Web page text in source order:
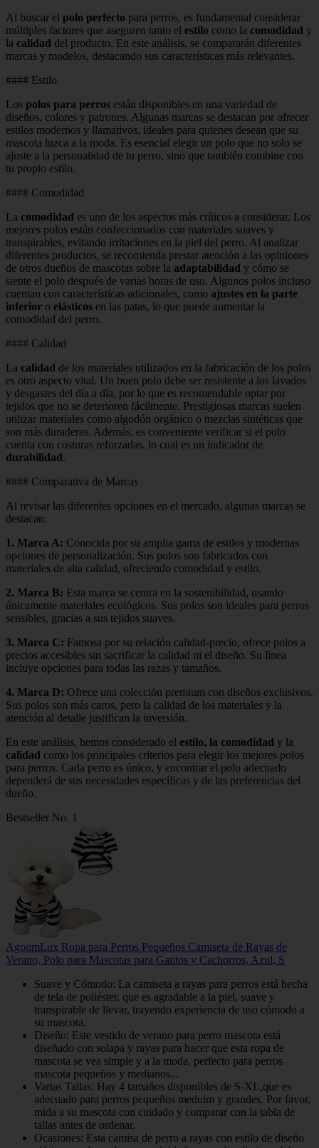
Al buscar el polo perfecto para perros, es fundamental considerar
múltiples factores que aseguren tanto el estilo como la comodidad y
la calidad del producto. En este análisis, se compararán diferentes
marcas y modelos, destacando sus características más relevantes.
#### Estilo
Los polos para perros están disponibles en una variedad de
diseños, colores y patrones. Algunas marcas se destacan por ofrecer
estilos modernos y llamativos, ideales para quienes desean que su
mascota luzca a la moda. Es esencial elegir un polo que no solo se
ajuste a la personalidad de tu perro, sino que también combine con
tu propio estilo.
#### Comodidad
La comodidad es uno de los aspectos más críticos a considerar. Los
mejores polos están confeccionados con materiales suaves y
transpirables, evitando irritaciones en la piel del perro. Al analizar
diferentes productos, se recomienda prestar atención a las opiniones
de otros dueños de mascotas sobre la adaptabilidad y cómo se
siente el polo después de varias horas de uso. Algunos polos incluso
cuentan con características adicionales, como ajustes en la parte
inferior o elásticos en las patas, lo que puede aumentar la
comodidad del perro.
#### Calidad
La calidad de los materiales utilizados en la fabricación de los polos
es otro aspecto vital. Un buen polo debe ser resistente a los lavados
y desgastes del día a día, por lo que es recomendable optar por
tejidos que no se deterioren fácilmente. Prestigiosas marcas suelen
utilizar materiales como algodón orgánico o mezclas sintéticas que
son más duraderas. Además, es conveniente verificar si el polo
cuenta con costuras reforzadas, lo cual es un indicador de
durabilidad.
#### Comparativa de Marcas
Al revisar las diferentes opciones en el mercado, algunas marcas se
destacan:
1. Marca A: Conocida por su amplia gama de estilos y modernas
opciones de personalización. Sus polos son fabricados con
materiales de alta calidad, ofreciendo comodidad y estilo.
2. Marca B: Esta marca se centra en la sostenibilidad, usando
únicamente materiales ecológicos. Sus polos son ideales para perros
sensibles, gracias a sus tejidos suaves.
3. Marca C: Famosa por su relación calidad-precio, ofrece polos a
precios accesibles sin sacrificar la calidad ni el diseño. Su línea
incluye opciones para todas las razas y tamaños.
4. Marca D: Ofrece una colección premium con diseños exclusivos.
Sus polos son más caros, pero la calidad de los materiales y la
atención al detalle justifican la inversión.
En este análisis, hemos considerado el estilo, la comodidad y la
calidad como los principales criterios para elegir los mejores polos
para perros. Cada perro es único, y encontrar el polo adecuado
dependerá de sus necesidades específicas y de las preferencias del
dueño.
Bestseller No. 1
AgoumLux Ropa para Perros Pequeños Camiseta de Rayas de
Verano, Polo para Mascotas para Gatitos y Cachorros, Azul, S
Suave y Cómodo: La camiseta a rayas para perros está hecha
de tela de poliéster, que es agradable a la piel, suave y
transpirable de llevar, trayendo experiencia de uso cómodo a
su mascota.
Diseño: Este vestido de verano para perro mascota está
diseñado con solapa y rayas para hacer que esta ropa de
mascota se vea simple y a la moda, perfecto para perros
mascota pequeños y medianos...
Varias Tallas: Hay 4 tamaños disponibles de S-XL,que es
adecuado para perros pequeños meduim y grandes. Por favor,
mida a su mascota con cuidado y comparar con la tabla de
tallas antes de ordenar.
Ocasiones: Esta camisa de perro a rayas con estilo de diseño